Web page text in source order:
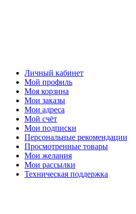
Личный кабинет
Мой профиль
Моя корзина
Мои заказы
Мои адреса
Мой счёт
Мои подписки
Персональные рекомендации
Просмотренные товары
Мои желания
Мои рассылки
Техническая поддержка